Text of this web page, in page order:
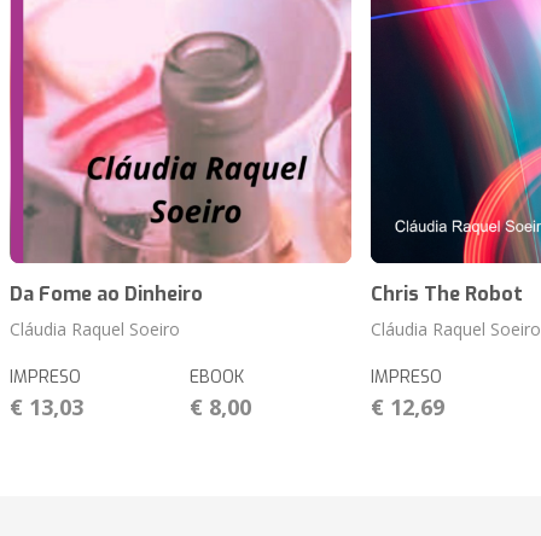
Da Fome ao Dinheiro
Cláudia Raquel Soeiro
IMPRESO
€ 13,03
EBOOK
€ 8,00
Chris The Robot
Cláudia Raquel Soeiro
IMPRESO
€ 12,69